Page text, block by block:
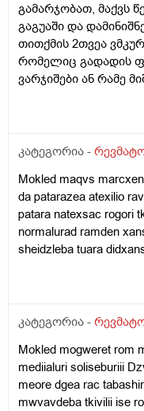
გამარჯობათ, მაქვს
გაგუაში და
თითქმის 2თვეა
რომელიც გადადის
ვარჯიშები ან რამე
ვერც
და როგორი შედეგი
კატეგორია -
Mokled maqvs
da patarazea atexilio
patara natexsac rogori
normalurad ramden
sheidzleba tuara
davwve rogor davwve
sheidzleba? Imitoro
didxans wolac ar
ertxel an
aivanze skmaze vjdebi
quslzea gamoshverili
კატეგორია -
Mokled mogweret rom
mediialuri soliseburiii
meore dgea rac
mwvavdeba tkivilii ise